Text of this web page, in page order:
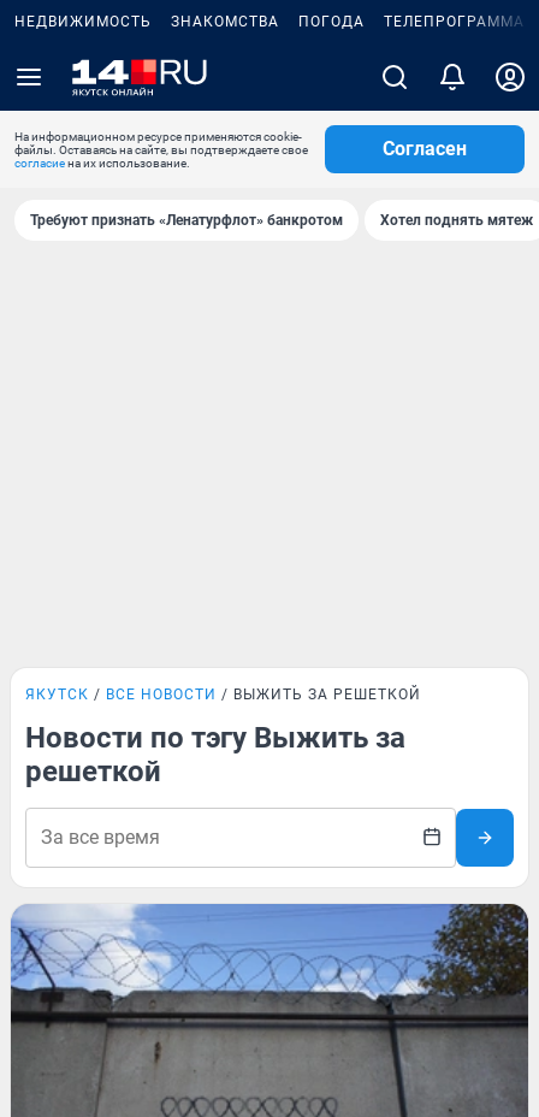
НЕДВИЖИМОСТЬ ЗНАКОМСТВА ПОГОДА ТЕЛЕПРОГРАММА
На информационном ресурсе применяются cookie-
файлы. Оставаясь на сайте, вы подтверждаете свое
согласиена их использование.
Согласен
Требуют признать «Ленатурфлот» банкротом Хотел поднять мятеж
ЯКУТСК ВСЕ НОВОСТИ ВЫЖИТЬ ЗА РЕШЕТКОЙ
Новости по тэгу Выжить за
решеткой